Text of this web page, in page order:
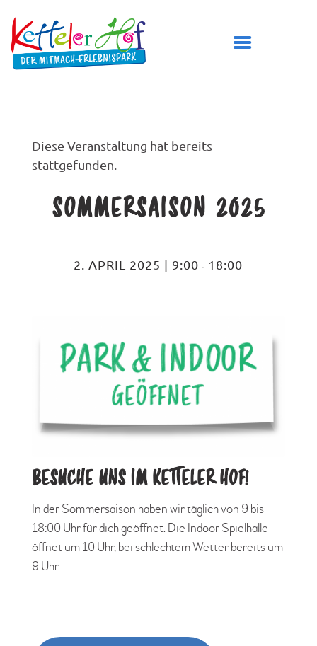
DER KETTELER HOF
ÖFFNUNGSZEITEN
BESUCH PLANEN
GEBURTSTAG FEIERN
Diese Veranstaltung hat bereits
stattgefunden.
SOMMERSAISON 2025
2. APRIL 2025 | 9:00 - 18:00
BESUCHE UNS IM KETTELER HOF!
In der Sommersaison haben wir täglich von 9 bis
18:00 Uhr für dich geöffnet. Die Indoor Spielhalle
öffnet um 10 Uhr, bei schlechtem Wetter bereits um
9 Uhr.